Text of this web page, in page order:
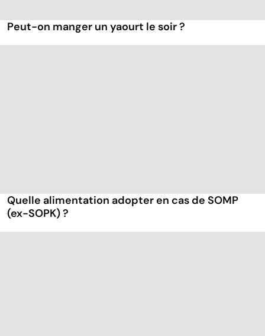
Peut-on manger un yaourt le soir ?
Quelle alimentation adopter en cas de SOMP
(ex-SOPK) ?